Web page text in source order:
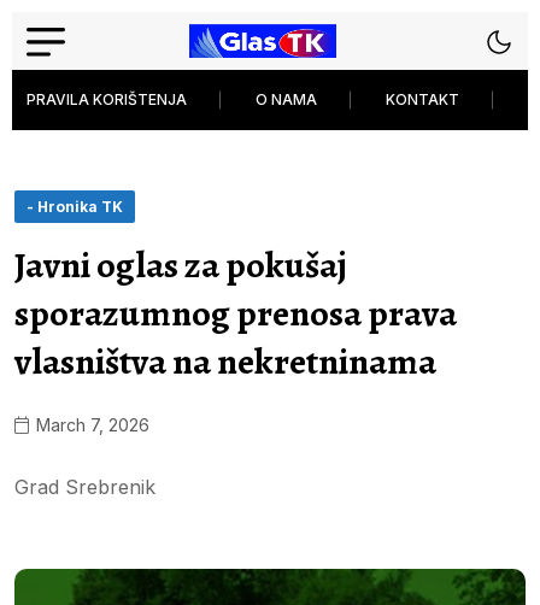
PRAVILA KORIŠTENJA O NAMA KONTAKT
- Hronika TK
Javni oglas za pokušaj
sporazumnog prenosa prava
vlasništva na nekretninama
March 7, 2026
Grad Srebrenik